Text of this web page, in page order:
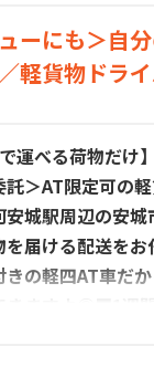
ーにも＞自
軽貨物ドラ
運べる荷物だけ
＞AT限定可の
城駅周辺の安
を届ける配送を
の軽四AT車だ
可能です♪■その